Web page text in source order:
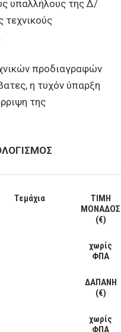
υπαλλήλους της Δ/
τεχνικούς
προδιαγραφών
η τυχόν ύπαρξη
της
Τεμάχια
ΤΙΜΗ
ΜΟΝΑΔΟΣ
(€)
χωρίς
ΦΠΑ
ΔΑΠΑΝΗ
(€)
χωρίς
ΦΠΑ